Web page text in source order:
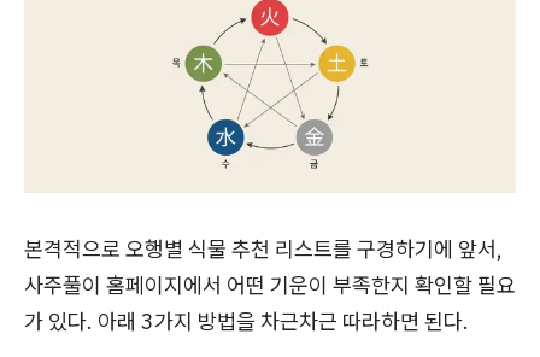
본격적으로 오행별 식물 추천 리스트를 구경하기에 앞서,
사주풀이 홈페이지에서 어떤 기운이 부족한지 확인할 필요
가 있다. 아래 3가지 방법을 차근차근 따라하면 된다.